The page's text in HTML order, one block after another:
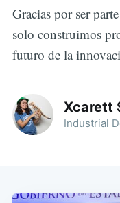
Gracias por ser
solo construimos
futuro de la
Xcarett
Industrial